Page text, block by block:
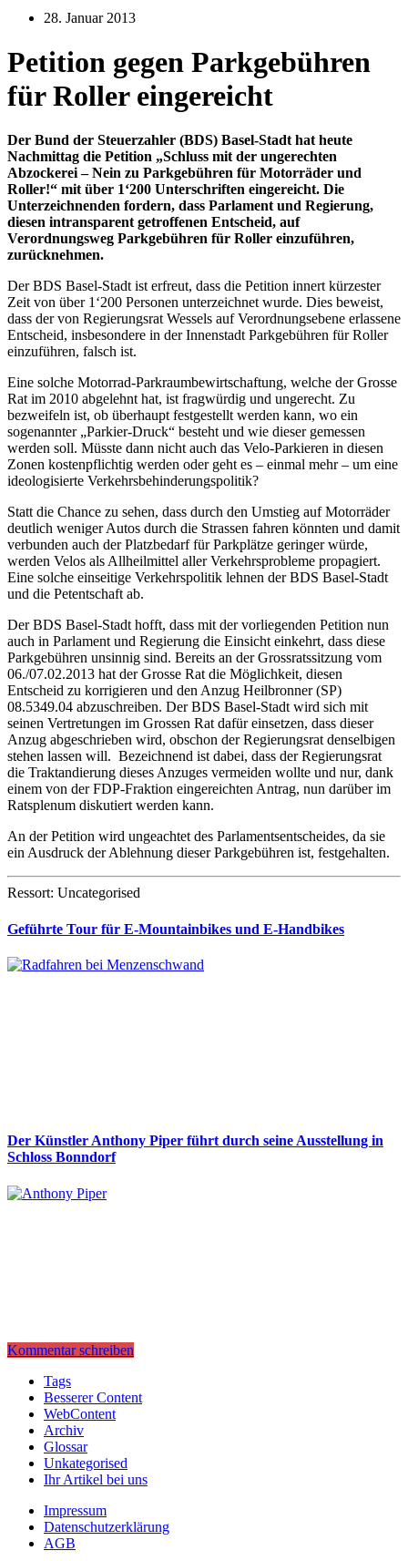
28. Januar 2013
Petition gegen Parkgebühren
für Roller eingereicht
Der Bund der Steuerzahler (BDS) Basel-Stadt hat heute
Nachmittag die Petition „Schluss mit der ungerechten
Abzockerei – Nein zu Parkgebühren für Motorräder und
Roller!“ mit über 1‘200 Unterschriften eingereicht. Die
Unterzeichnenden fordern, dass Parlament und Regierung,
diesen intransparent getroffenen Entscheid, auf
Verordnungsweg Parkgebühren für Roller einzuführen,
zurücknehmen.
Der BDS Basel-Stadt ist erfreut, dass die Petition innert kürzester
Zeit von über 1‘200 Personen unterzeichnet wurde. Dies beweist,
dass der von Regierungsrat Wessels auf Verordnungsebene erlassene
Entscheid, insbesondere in der Innenstadt Parkgebühren für Roller
einzuführen, falsch ist.
Eine solche Motorrad-Parkraumbewirtschaftung, welche der Grosse
Rat im 2010 abgelehnt hat, ist fragwürdig und ungerecht. Zu
bezweifeln ist, ob überhaupt festgestellt werden kann, wo ein
sogenannter „Parkier-Druck“ besteht und wie dieser gemessen
werden soll. Müsste dann nicht auch das Velo-Parkieren in diesen
Zonen kostenpflichtig werden oder geht es – einmal mehr – um eine
ideologisierte Verkehrsbehinderungspolitik?
Statt die Chance zu sehen, dass durch den Umstieg auf Motorräder
deutlich weniger Autos durch die Strassen fahren könnten und damit
verbunden auch der Platzbedarf für Parkplätze geringer würde,
werden Velos als Allheilmittel aller Verkehrsprobleme propagiert.
Eine solche einseitige Verkehrspolitik lehnen der BDS Basel-Stadt
und die Petentschaft ab.
Der BDS Basel-Stadt hofft, dass mit der vorliegenden Petition nun
auch in Parlament und Regierung die Einsicht einkehrt, dass diese
Parkgebühren unsinnig sind. Bereits an der Grossratssitzung vom
06./07.02.2013 hat der Grosse Rat die Möglichkeit, diesen
Entscheid zu korrigieren und den Anzug Heilbronner (SP)
08.5349.04 abzuschreiben. Der BDS Basel-Stadt wird sich mit
seinen Vertretungen im Grossen Rat dafür einsetzen, dass dieser
Anzug abgeschrieben wird, obschon der Regierungsrat denselbigen
stehen lassen will. Bezeichnend ist dabei, dass der Regierungsrat
die Traktandierung dieses Anzuges vermeiden wollte und nur, dank
einem von der FDP-Fraktion eingereichten Antrag, nun darüber im
Ratsplenum diskutiert werden kann.
An der Petition wird ungeachtet des Parlamentsentscheides, da sie
ein Ausdruck der Ablehnung dieser Parkgebühren ist, festgehalten.
Ressort: Uncategorised
Geführte Tour für E-Mountainbikes und E-Handbikes
Der Künstler Anthony Piper führt durch seine Ausstellung in
Schloss Bonndorf
Kommentar schreiben
Tags
Besserer Content
WebContent
Archiv
Glossar
Unkategorised
Ihr Artikel bei uns
Impressum
Datenschutzerklärung
AGB